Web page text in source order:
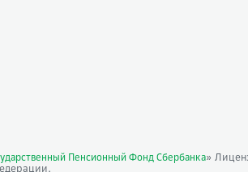
Пенсионный Фонд Сбербанка»